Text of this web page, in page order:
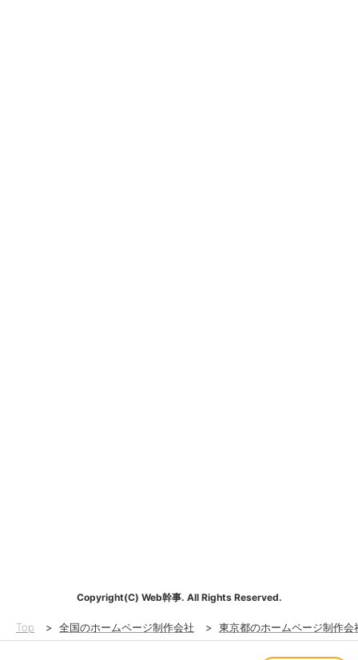
Copyright(C) Web幹事. All Rights Reserved.
Top > 全国のホームページ制作会社 > 東京都のホームページ制作会